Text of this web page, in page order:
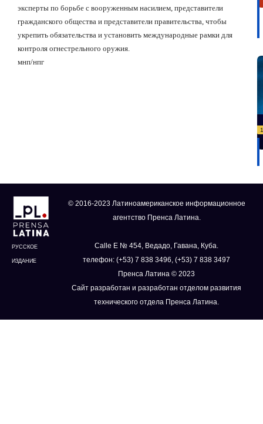
эксперты по борьбе с вооруженным насилием, представители
гражданского общества и представители правительства, чтобы
укрепить обязательства и установить международные рамки для
контроля огнестрельного оружия.
мнп/нпг
РУССКОЕ
ИЗДАНИЕ
© 2016-2023 Латиноамериканское информационное
агентство Пренса Латина.
Calle E № 454, Ведадо, Гавана, Куба.
телефон: (+53) 7 838 3496, (+53) 7 838 3497
Пренса Латина © 2023
Сайт разработан и разработан отделом развития
технического отдела Пренса Латина.